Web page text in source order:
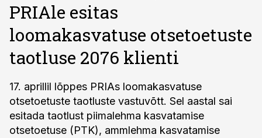
PRIAle esitas
loomakasvatuse otsetoetuste
taotluse 2076 klienti
17. aprillil lõppes PRIAs loomakasvatuse
otsetoetuste taotluste vastuvõtt. Sel aastal sai
esitada taotlust piimalehma kasvatamise
otsetoetuse (PTK), ammlehma kasvatamise